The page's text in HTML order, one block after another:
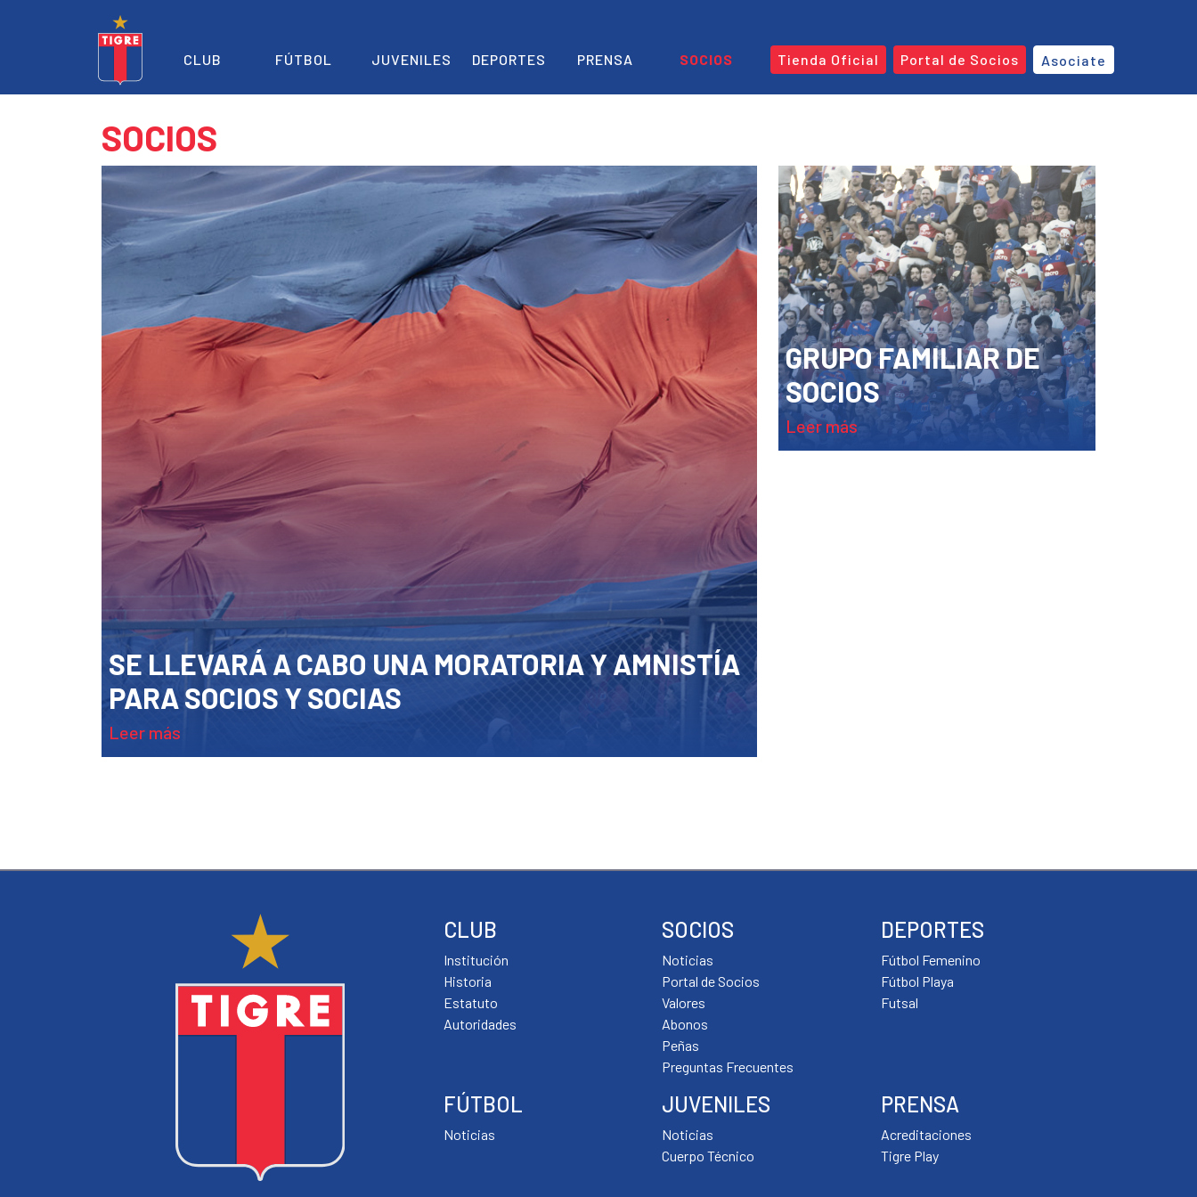
CLUB FÚTBOL JUVENILES DEPORTES PRENSA SOCIOS Tienda Oficial Portal de Socios Asociate
SOCIOS
SE LLEVARÁ A CABO UNA MORATORIA Y AMNISTÍA
PARA SOCIOS Y SOCIAS
leer más
GRUPO FAMILIAR DE
SOCIOS
leer más
CLUB
Institución
Historia
Estatuto
Autoridades
FÚTBOL
Noticias
DEPORTES
Fútbol Femenino
Fútbol Playa
Futsal
JUVENILES
Noticias
Cuerpo Técnico
PRENSA
Acreditaciones
Tigre Play
SOCIOS
Noticias
Portal de Socios
Valores
Abonos
Peñas
Preguntas Frecuentes